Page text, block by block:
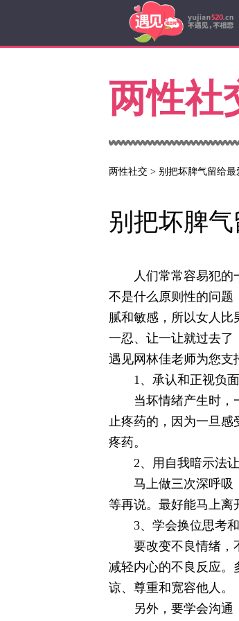
两性社
两性社交 > 别把坏脾气留给最
别把坏脾
人们常常容易犯的一
不是什么原则性的问题
腻和敏感，所以女人
一忍、让一让就过去了
遇见网林佳老师为您支
1、承认和正视负
当坏情绪产生时，一
止疼药的，因为一旦感
疼药。
2、用自我暗示法让
马上做三次深呼吸，
等再说。最好能马上离
3、学会换位思考和
要改变不良情绪，不
减轻内心的不良反应。
谅、尊重和宽容他人。
另外，要学会沟通，